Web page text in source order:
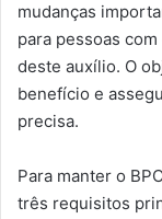
mudanças
para pessoas
deste auxílio. O
benefício e
precisa.
Para manter o
três requisitos